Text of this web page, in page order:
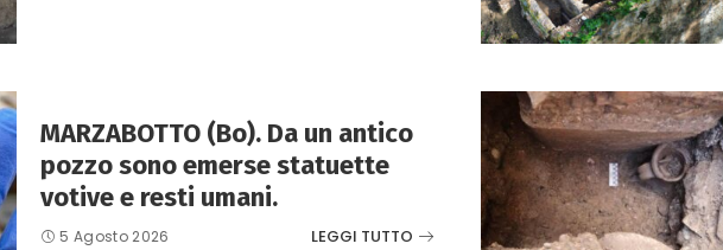
MARZABOTTO (Bo). Da un antico
pozzo sono emerse statuette
votive e resti umani.
5 Agosto 2026 LEGGI TUTTO